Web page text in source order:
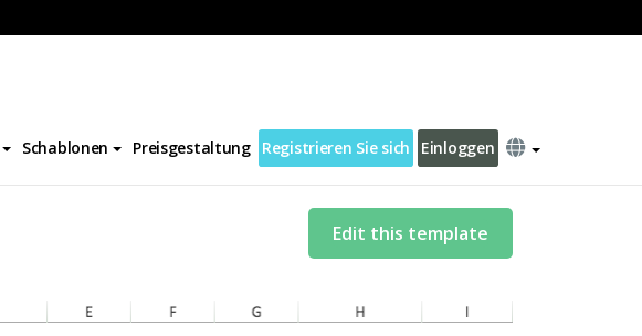
Schablonen Preisgestaltung Registrieren Sie sich Einloggen
Edit this template